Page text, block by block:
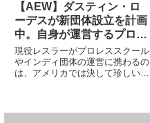
【AEW】ダスティン・ロ
ーデスが新団体設立を計画
中。自身が運営するプロレ
ススクールの生徒たちに
「輝く場を」
現役レスラーがプロレススクール
やインディ団体の運営に携わるの
は、アメリカでは決して珍しいこ